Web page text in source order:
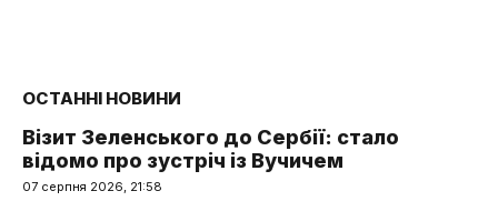
ОСТАННІ НОВИНИ
Візит Зеленського до Сербії: стало
відомо про зустріч із Вучичем
07 серпня 2026, 21:58